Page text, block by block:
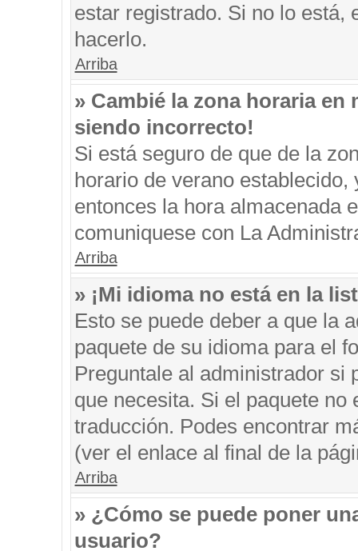
estar registrado. Si no lo está,
hacerlo.
Arriba
» Cambié la zona horaria
siendo incorrecto!
Si está seguro de que de la
horario de verano
entonces la hora almacenada
comuniquese con La
Arriba
» ¡Mi idioma no está en la
Esto se puede deber a que la
paquete de su idioma para el
Preguntale al administrador si
que necesita. Si el paquete
traducción. Podes encontrar
(ver el enlace al final de la
Arriba
» ¿Cómo se puede poner
usuario?